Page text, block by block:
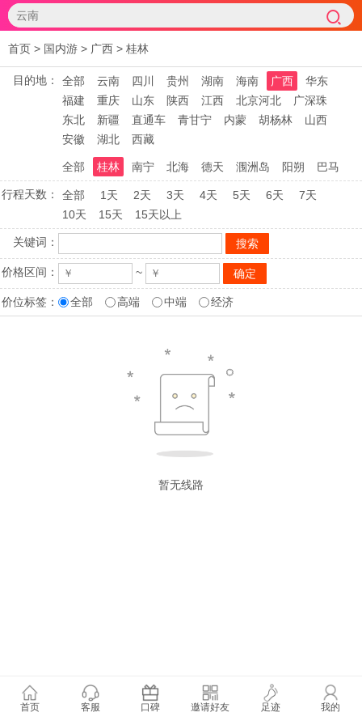
首页 > 国内游 > 广西 > 桂林
目的地： 全部 云南 四川 贵州 湖南 海南 广西
华东
福建
重庆 山东 陕西 江西 北京河北
广深珠
东北
新疆 直通车 青甘宁 内蒙 胡杨林
山西
安徽
湖北 西藏
全部 桂林 南宁 北海 德天 涠洲岛 阳朔 巴马
行程天数： 全部 1天 2天 3天 4天 5天 6天
7天
10天
15天 15天以上
关键词：
价格区间： ~
价位标签： 全部 高端 中端 经济
暂无线路
首页 客服 口碑 邀请好友 足迹 我的